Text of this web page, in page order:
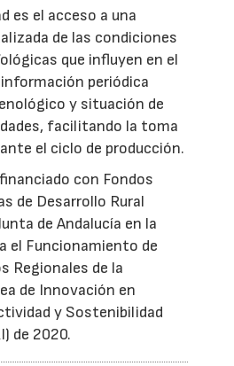
es el acceso a una
de las condiciones
que influyen en el
periódica
y situación de
facilitando la toma
el ciclo de producción.
con Fondos
de Desarrollo Rural
de Andalucía en la
el Funcionamiento de
Regionales de la
de Innovación en
y Sostenibilidad
de 2020.